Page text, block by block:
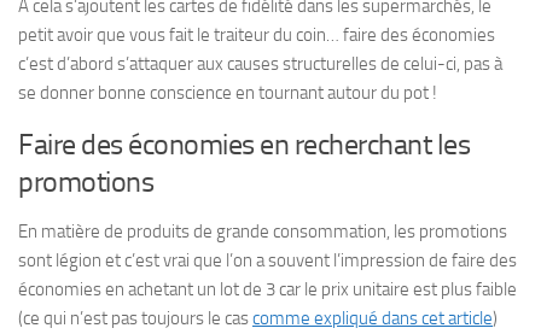
A cela s’ajoutent les cartes de fidélité dans les supermarchés, le
petit avoir que vous fait le traiteur du coin… faire des économies
c’est d’abord s’attaquer aux causes structurelles de celui-ci, pas à
se donner bonne conscience en tournant autour du pot !
Faire des économies en recherchant les
promotions
En matière de produits de grande consommation, les promotions
sont légion et c’est vrai que l’on a souvent l’impression de faire des
économies en achetant un lot de 3 car le prix unitaire est plus faible
(ce qui n’est pas toujours le cascomme expliqué dans cet article)